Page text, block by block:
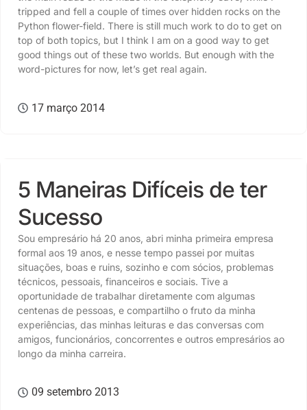
tripped and fell a couple of times over hidden rocks on the
Python flower-field. There is still much work to do to get on
top of both topics, but I think I am on a good way to get
good things out of these two worlds. But enough with the
word-pictures for now, let’s get real again.
17 março 2014
CULTURA TALENTOS
5 Maneiras Difíceis de ter
Sucesso
Sou empresário há 20 anos, abri minha primeira empresa
formal aos 19 anos, e nesse tempo passei por muitas
situações, boas e ruins, sozinho e com sócios, problemas
técnicos, pessoais, financeiros e sociais. Tive a
oportunidade de trabalhar diretamente com algumas
centenas de pessoas, e compartilho o fruto da minha
experiências, das minhas leituras e das conversas com
amigos, funcionários, concorrentes e outros empresários ao
longo da minha carreira.
09 setembro 2013